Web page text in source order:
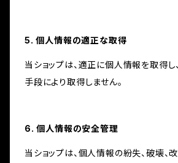
5. 個人情報の適正な取得
当ショップは、適正に個人情報を取得
手段により取得しません。
6. 個人情報の安全管理
当ショップは、個人情報の紛失、破壊、